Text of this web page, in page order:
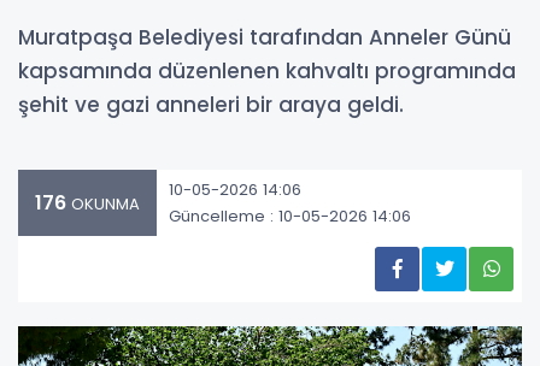
Muratpaşa Belediyesi tarafından Anneler Günü
kapsamında düzenlenen kahvaltı programında
şehit ve gazi anneleri bir araya geldi.
176 OKUNMA
10-05-2026 14:06
Güncelleme : 10-05-2026 14:06